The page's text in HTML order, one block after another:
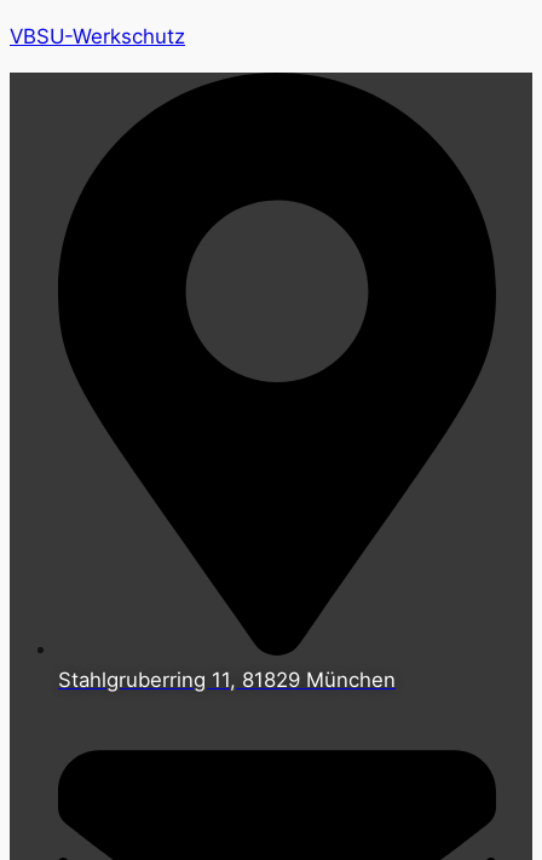
VBSU-Werkschutz
Stahlgruberring 11, 81829 München